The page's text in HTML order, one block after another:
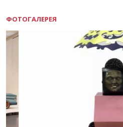
ФОТОГАЛЕРЕЯ